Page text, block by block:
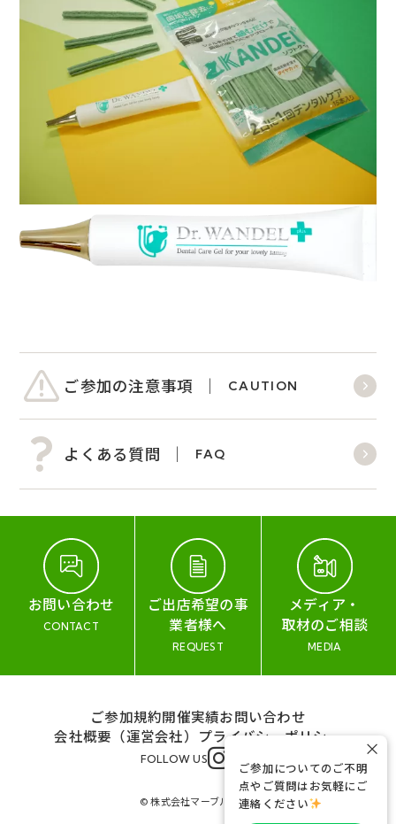
ご参加の注意事項 CAUTION
よくある質問 FAQ
お問い合わせ
CONTACT
ご出店希望の事
業者様へ
REQUEST
メディア・
取材のご相談
MEDIA
ご参加規約開催実績お問い合わせ
会社概要（運営会社） プライバシーポリシー
FOLLOW US
© 株式会社マーブル&コー
ご参加についてのご不明
点やご質問はお気軽にご
連絡ください
×